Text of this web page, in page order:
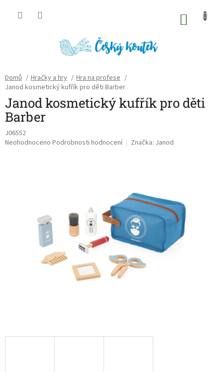
Domů / Hračky a hry / Hra na profese /
Janod kosmetický kufřík pro děti Barber
Janod kosmetický kufřík pro děti
Barber
J06552
Průměrné
Neohodnoceno Podrobnosti hodnocení Značka: Janod